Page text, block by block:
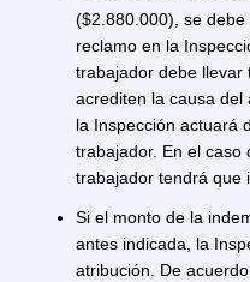
siguientes:
Centro de
Simulador de
Simulador de
jornada parcial.
Modelos de